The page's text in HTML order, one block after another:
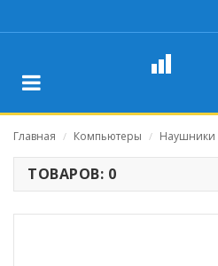
Главная / Компьютеры / Наушники
ТОВАРОВ: 0